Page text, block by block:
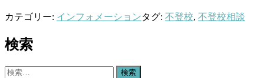
カテゴリー: インフォメーションタグ: 不登校, 不登校相談
検索
検